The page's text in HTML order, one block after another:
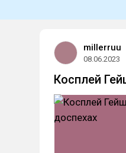
millerruu
08.06.2023
Косплей